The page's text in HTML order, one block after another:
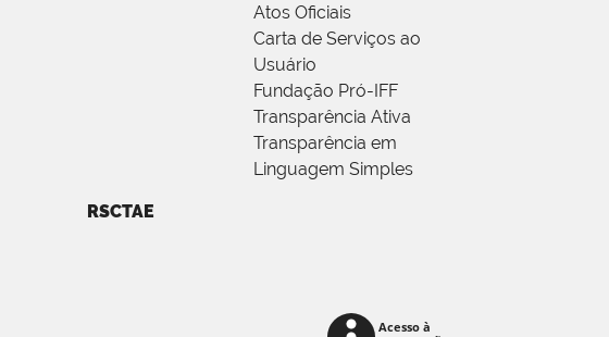
Atos Oficiais
Carta de Serviços ao
Usuário
Fundação Pró-IFF
Transparência Ativa
Transparência em
Linguagem Simples
RSCTAE